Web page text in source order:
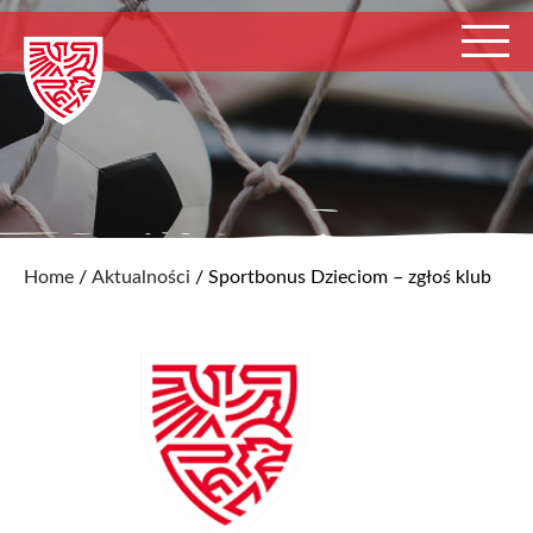
Home / Aktualności / Sportbonus Dzieciom – zgłoś klub